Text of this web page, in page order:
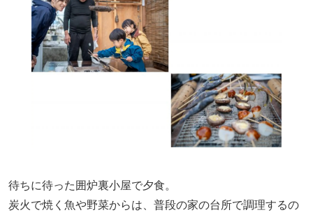
待ちに待った囲炉裏小屋で夕食。
炭火で焼く魚や野菜からは、普段の家の台所で調理するの